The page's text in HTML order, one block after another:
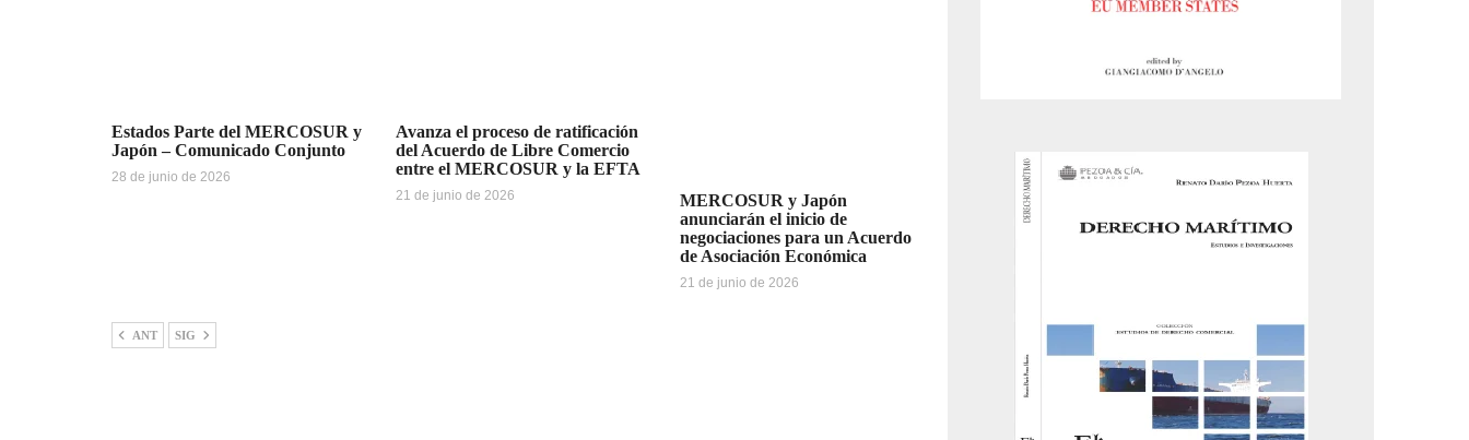
Estados Parte del MERCOSUR y
Japón – Comunicado Conjunto
28 de junio de 2026
Avanza el proceso de ratificación
del Acuerdo de Libre Comercio
entre el MERCOSUR y la EFTA
21 de junio de 2026
MERCOSUR y Japón
anunciarán el inicio de
negociaciones para un Acuerdo
de Asociación Económica
21 de junio de 2026
ANT SIG